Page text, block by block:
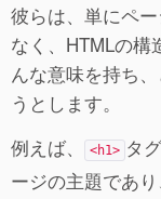
彼らは、単にペ
なく、HTMLの構
んな意味を持ち
うとします。
例えば、
<h1> タ
ージの主題であり